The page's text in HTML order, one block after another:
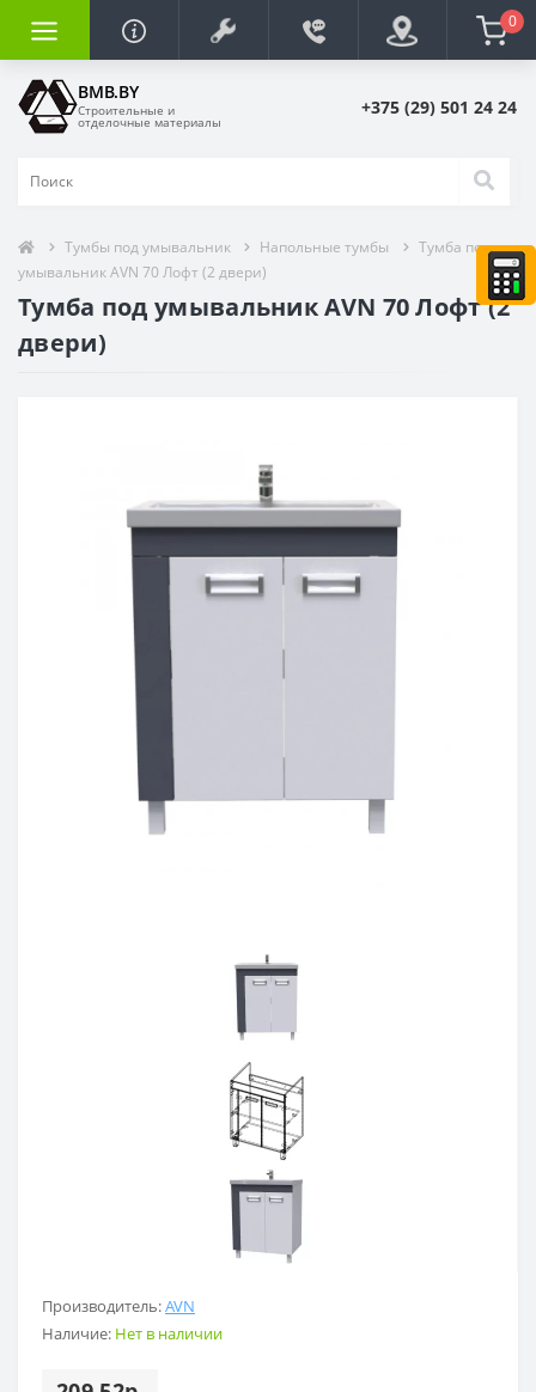
0
BMB.BY
Строительные и
отделочные материалы
+375 (29) 501 24 24
Тумбы под умывальник Напольные тумбы
Тумба под
умывальник AVN 70 Лофт (2 двери)
Тумба под умывальник AVN 70 Лофт (2
двери)
Производитель:AVN
Наличие: Нет в наличии